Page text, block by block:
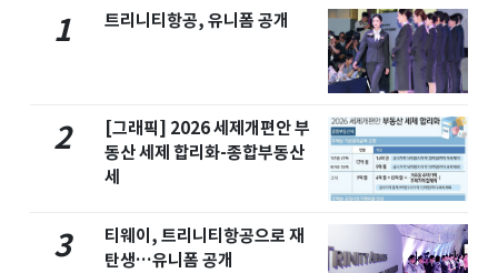
1 트리니티항공, 유니폼 공개
2
[그래픽] 2026 세제개편안 부
동산 세제 합리화-종합부동산
세
3
티웨이, 트리니티항공으로 재
탄생…유니폼 공개